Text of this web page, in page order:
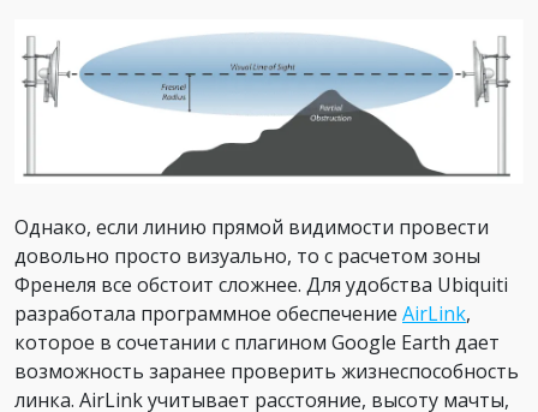
Однако, если линию прямой видимости провести
довольно просто визуально, то с расчетом зоны
Френеля все обстоит сложнее. Для удобства Ubiquiti
разработала программное обеспечение AirLink,
которое в сочетании с плагином Google Earth дает
возможность заранее проверить жизнеспособность
линка. AirLink учитывает расстояние, высоту мачты,